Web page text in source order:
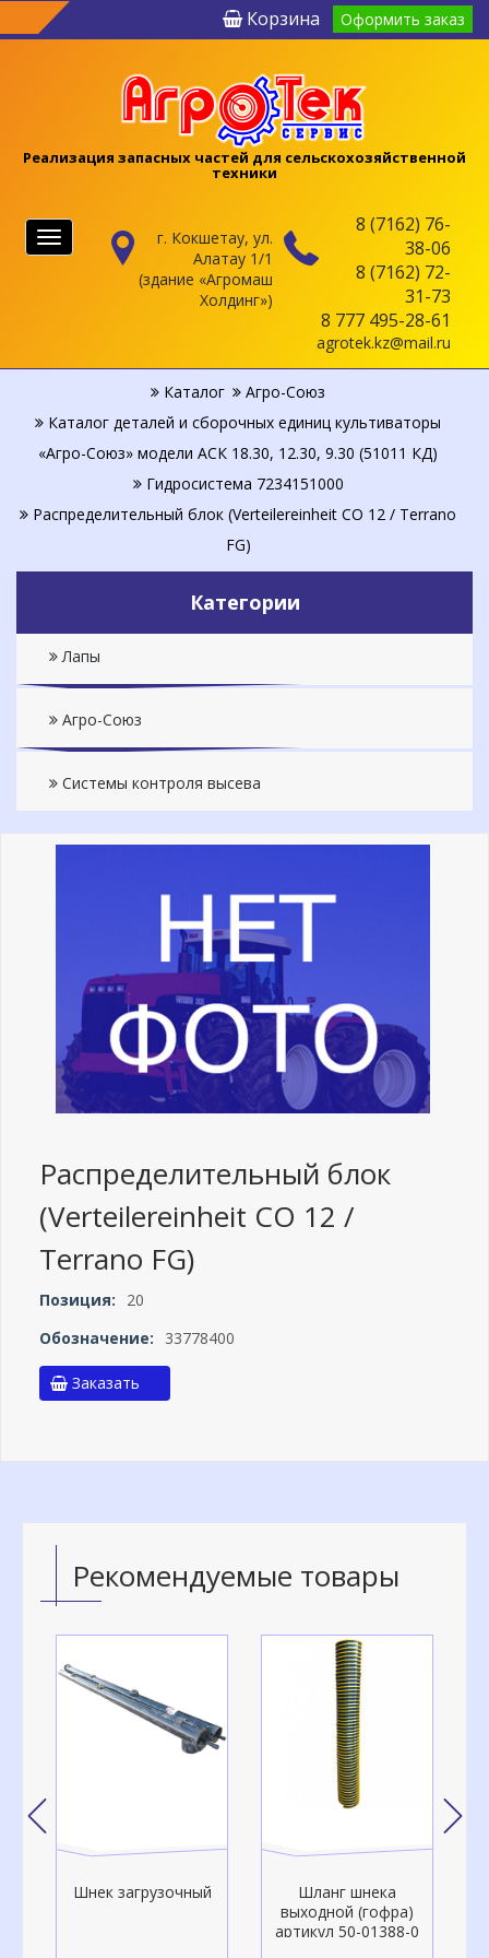
Корзина Оформить заказ
Реализация запасных частей для сельскохозяйственной
техники
8 (7162) 76-
38-06
8 (7162) 72-
31-73
8 777 495-28-61
agrotek.kz@mail.ru
г. Кокшетау, ул.
Алатау 1/1
(здание «Агромаш
Холдинг»)
Меню
Каталог
Агро-Союз
Каталог деталей и сборочных единиц культиваторы
«Агро-Союз» модели АСК 18.30, 12.30, 9.30 (51011 КД)
Гидросистема 7234151000
Распределительный блок (Verteilereinheit СО 12 / Terrano
FG)
Категории
Лапы
Агро-Союз
Системы контроля высева
Распределительный блок
(Verteilereinheit СО 12 /
Terrano FG)
Позиция:
20
Обозначение:
33778400
Заказать
Рекомендуемые товары
Шнек загрузочный
Шланг шнека
выходной (гофра)
артикул 50-01388-0